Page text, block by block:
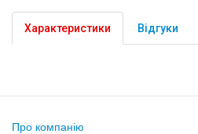
Характеристики Відгуки
Про компанію